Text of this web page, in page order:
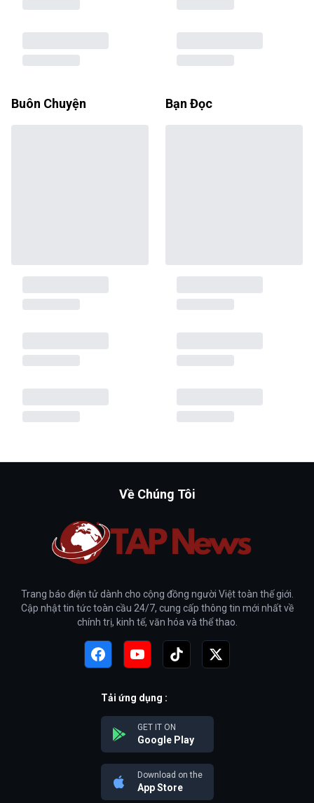
Buôn Chuyện Bạn Đọc
Về Chúng Tôi
Trang báo điện tử dành cho cộng đồng người Việt toàn thế giới.
Cập nhật tin tức toàn cầu 24/7, cung cấp thông tin mới nhất về
chính trị, kinh tế, văn hóa và thể thao.
Tải ứng dụng :
GET IT ON
Google Play
Download on the
App Store